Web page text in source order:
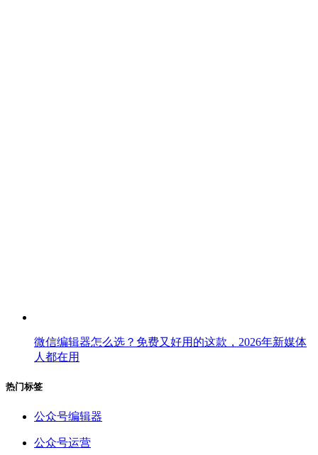
微信编辑器怎么选？免费又好用的这款，2026年新媒体
人都在用
热门标签
公众号编辑器
公众号运营